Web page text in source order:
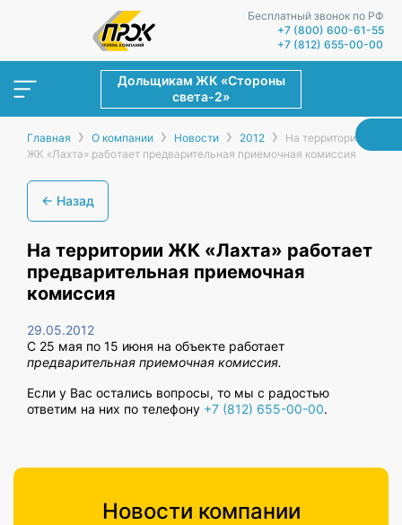
Бесплатный звонок по РФ
+7 (800) 600-61-55
+7 (812) 655-00-00
Дольщикам ЖК «Стороны
света-2»
Главная › О компании › Новости › 2012 ›
На территории
ЖК «Лахта» работает предварительная приемочная комиссия
← Назад
На территории ЖК «Лахта» работает
предварительная приемочная
комиссия
29.05.2012
С 25 мая по 15 июня на объекте работает
предварительная приемочная комиссия.
Если у Вас остались вопросы, то мы с радостью
ответим на них по телефону +7 (812) 655-00-00.
Новости компании